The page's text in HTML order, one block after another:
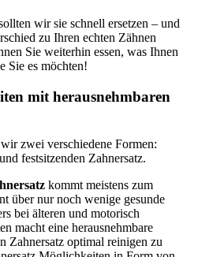
wir sie schnell ersetzen – und
zu Ihren echten Zähnen
Sie weiterhin essen, was Ihnen
Sie es möchten!
mit herausnehmbaren
zwei verschiedene Formen:
festsitzenden Zahnersatz.
kommt meistens zum
über nur noch wenige gesunde
bei älteren und motorisch
macht eine herausnehmbare
Zahnersatz optimal reinigen zu